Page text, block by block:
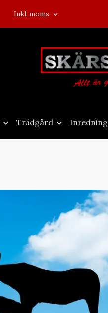
Inkl. moms
Trädgård Inredning